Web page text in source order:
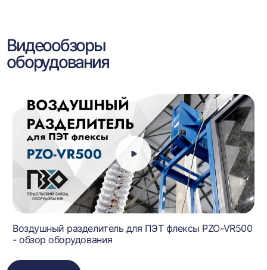
Видеообзоры
оборудования
Воздушный разделитель для ПЭТ флексы PZO-VR500
- обзор оборудования